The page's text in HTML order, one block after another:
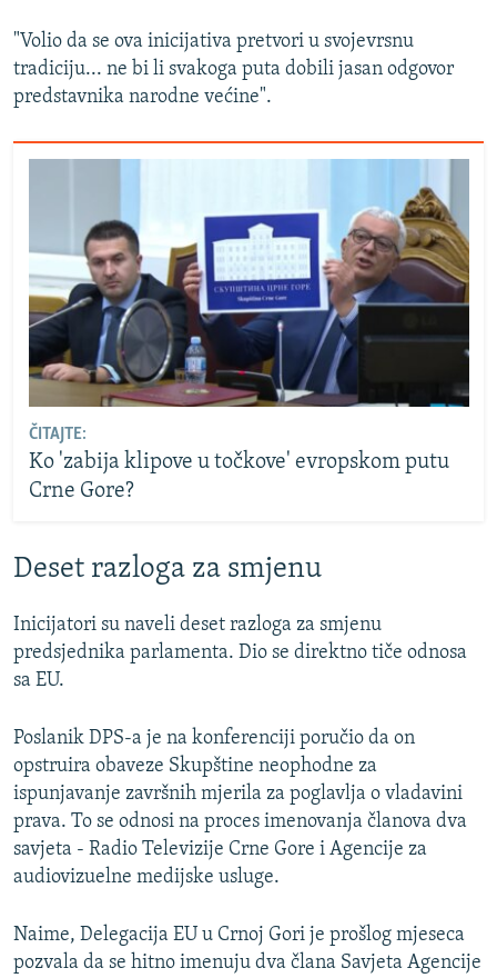
"Volio da se ova inicijativa pretvori u svojevrsnu
tradiciju... ne bi li svakoga puta dobili jasan odgovor
predstavnika narodne većine".
ČITAJTE:
Ko 'zabija klipove u točkove' evropskom putu
Crne Gore?
Deset razloga za smjenu
Inicijatori su naveli deset razloga za smjenu
predsjednika parlamenta. Dio se direktno tiče odnosa
sa EU.
Poslanik DPS-a je na konferenciji poručio da on
opstruira obaveze Skupštine neophodne za
ispunjavanje završnih mjerila za poglavlja o vladavini
prava. To se odnosi na proces imenovanja članova dva
savjeta - Radio Televizije Crne Gore i Agencije za
audiovizuelne medijske usluge.
Naime, Delegacija EU u Crnoj Gori je prošlog mjeseca
pozvala da se hitno imenuju dva člana Savjeta Agencije